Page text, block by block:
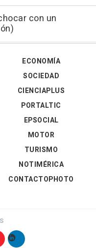
con un
ECONOMÍA
SOCIEDAD
CIENCIAPLUS
PORTALTIC
EPSOCIAL
MOTOR
TURISMO
NOTIMÉRICA
CONTACTOPHOTO